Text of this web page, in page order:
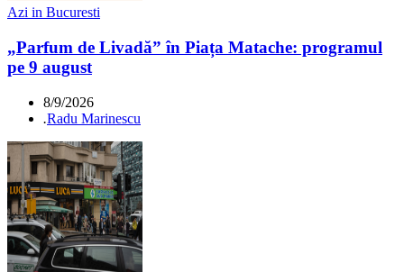
Azi in Bucuresti
„Parfum de Livadă” în Piața Matache: programul
pe 9 august
8/9/2026
.Radu Marinescu